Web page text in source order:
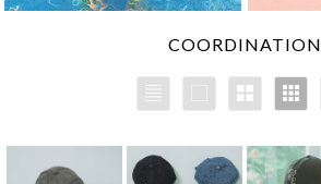
COORDINATION